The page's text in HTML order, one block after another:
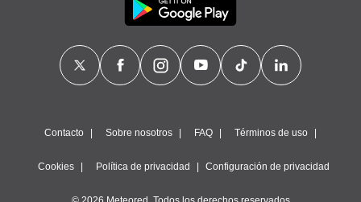
Contacto Sobre nosotros FAQ Términos de uso
Cookies Política de privacidad Configuración de privacidad